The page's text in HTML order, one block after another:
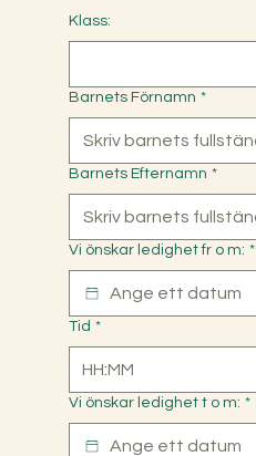
Klass:
Barnets Förnamn *
Barnets Efternamn *
Vi önskar ledighet fr o m: *
Tid *
:
Vi önskar ledighet t o m: *